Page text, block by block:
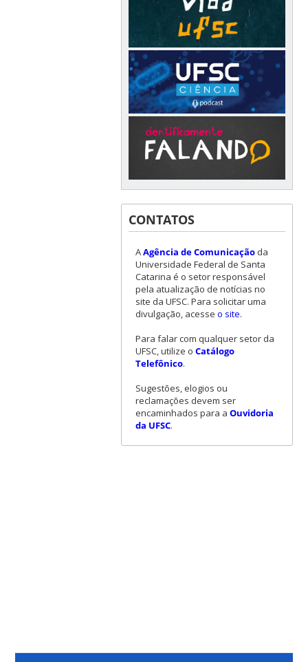
CONTATOS
AAgência de Comunicaçãoda
Universidade Federal de Santa
Catarina é o setor responsável
pela atualização de notícias no
site da UFSC. Para solicitar uma
divulgação, acesse o site.
Para falar com qualquer setor da
UFSC, utilize o Catálogo
Telefônico.
Sugestões, elogios ou
reclamações devem ser
encaminhados para a Ouvidoria
da UFSC.